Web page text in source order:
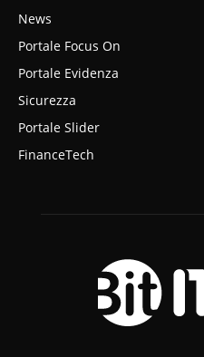
News
Portale Focus On
Portale Evidenza
Sicurezza
Portale Slider
FinanceTech